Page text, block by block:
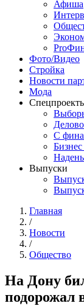
Афиша
Фото/Видео
Стройка
Новости
Мода
С
Выпуски
Главная
/
Новости
/
Общество
На Дону
подорожал